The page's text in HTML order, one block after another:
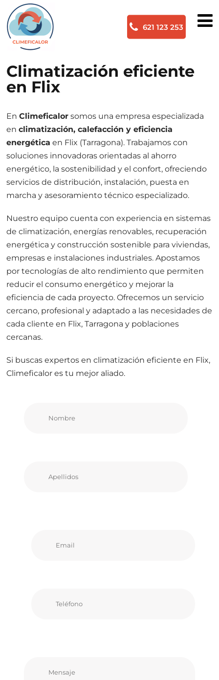
621 123 253
Climatización eficiente
en Flix
EnClimeficalor somos una empresa especializada
enclimatización, calefacción y eficiencia
energética en Flix (Tarragona). Trabajamos con
soluciones innovadoras orientadas al ahorro
energético, la sostenibilidad y el confort, ofreciendo
servicios de distribución, instalación, puesta en
marcha y asesoramiento técnico especializado.
Nuestro equipo cuenta con experiencia en sistemas
de climatización, energías renovables, recuperación
energética y construcción sostenible para viviendas,
empresas e instalaciones industriales. Apostamos
por tecnologías de alto rendimiento que permiten
reducir el consumo energético y mejorar la
eficiencia de cada proyecto. Ofrecemos un servicio
cercano, profesional y adaptado a las necesidades de
cada cliente en Flix, Tarragona y poblaciones
cercanas.
Si buscas expertos en climatización eficiente en Flix,
Climeficalor es tu mejor aliado.